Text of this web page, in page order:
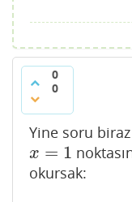
0
0
Yine soru
x = 1
x= 1
okursak: